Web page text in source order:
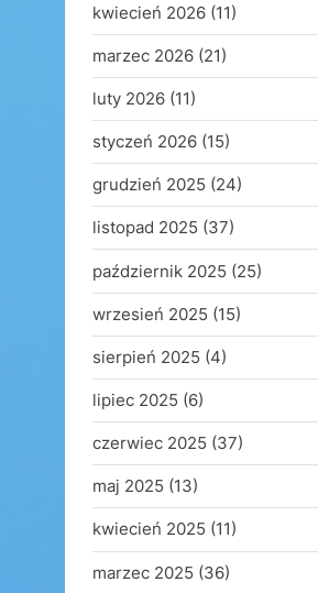
kwiecień 2026 (11)
marzec 2026 (21)
luty 2026 (11)
styczeń 2026 (15)
grudzień 2025 (24)
listopad 2025 (37)
październik 2025 (25)
wrzesień 2025 (15)
sierpień 2025 (4)
lipiec 2025 (6)
czerwiec 2025 (37)
maj 2025 (13)
kwiecień 2025 (11)
marzec 2025 (36)